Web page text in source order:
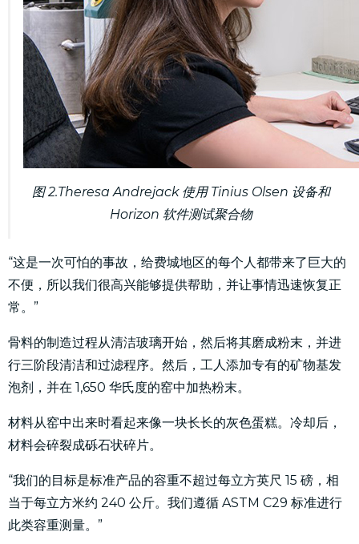
图 2.Theresa Andrejack 使用 Tinius Olsen 设备和
Horizo​​n 软件测试聚合物
“这是一次可怕的事故，给费城地区的每个人都带来了巨大的
不便，所以我们很高兴能够提供帮助，并让事情迅速恢复正
常。”
骨料的制造过程从清洁玻璃开始，然后将其磨成粉末，并进
行三阶段清洁和过滤程序。然后，工人添加专有的矿物基发
泡剂，并在 1,650 华氏度的窑中加热粉末。
材料从窑中出来时看起来像一块长长的灰色蛋糕。冷却后，
材料会碎裂成砾石状碎片。
“我们的目标是标准产品的容重不超过每立方英尺 15 磅，相
当于每立方米约 240 公斤。我们遵循 ASTM C29 标准进行
此类容重测量。”